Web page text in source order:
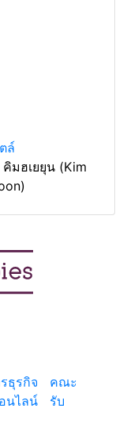
ล์
มฮเยยุน (Kim
ธุรกิจ
คณะ
นไลน์
รับ